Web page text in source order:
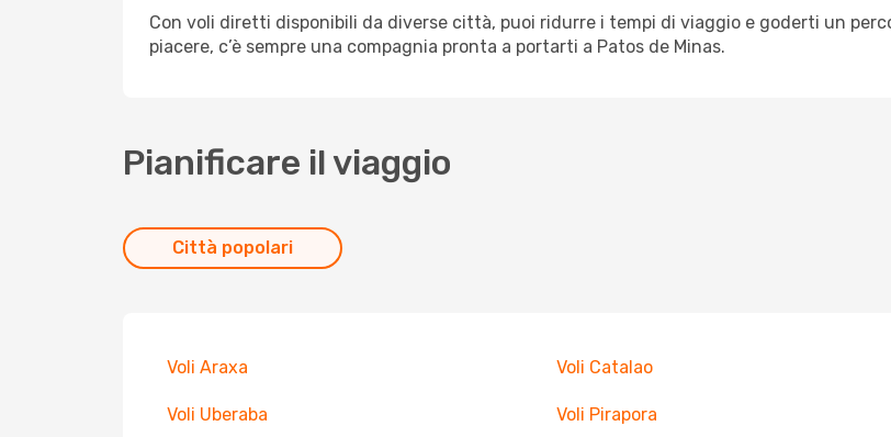
Con voli diretti disponibili da diverse città, puoi ridurre i tempi di viaggio e goderti un
piacere, c’è sempre una compagnia pronta a portarti a Patos de Minas.
Pianificare il viaggio
Città popolari
Voli Araxa Voli Catalao
Voli Uberaba Voli Pirapora